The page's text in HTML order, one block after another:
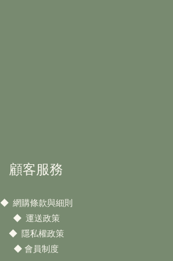
顧客服務
◆ 網購條款與細則
◆ 運送政策
◆ 隱私權政策
◆ 會員制度